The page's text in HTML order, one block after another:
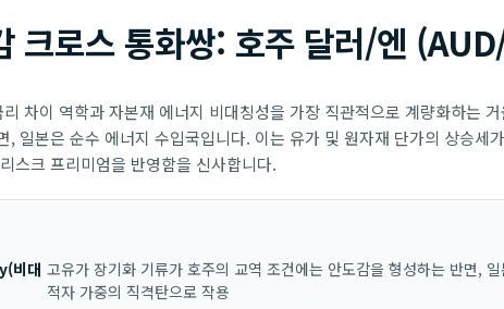
크로스 통화쌍: 호주 달러/엔
차이 역학과 자본재 에너지 비대칭성을 가장 직관적으로 계량화하는
, 일본은 순수 에너지 수입국입니다. 이는 유가 및 원자재 단가의 상승세
스크 프리미엄을 반영함을 신사합니다.
비대 고유가 장기화 기류가 호주의 교역 조건에는 안도감을 형성하는 반면,
적자 가중의 직격탄으로 작용